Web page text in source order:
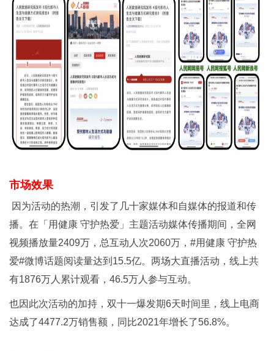
市场效果
因为活动的热潮，引发了几十家媒体和自媒体的报道和传
播。在「用健康 守护热爱」主题活动媒体传播期间，全网
视频播放量2409万，总互动人次2060万，#用健康 守护热
爱#微博话题阅读量达到15.5亿。两场大直播活动，线上共
有1876万人累计观看，46.5万人参与互动。
也因此次活动的加持，双十一爆发期6天时间里，线上电商
达成了4477.2万销售额，同比2021年增长了56.8%。